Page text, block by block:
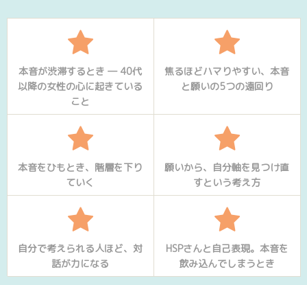
本音が渋滞するとき ― 40代
以降の女性の心に起きている
こと
焦るほどハマりやすい、本音
と願いの5つの遠回り
本音をひもとき、階層を下り
ていく
願いから、自分軸を見つけ直
すという考え方
自分で考えられる人ほど、対
話が力になる
HSPさんと自己表現。本音を
飲み込んでしまうとき